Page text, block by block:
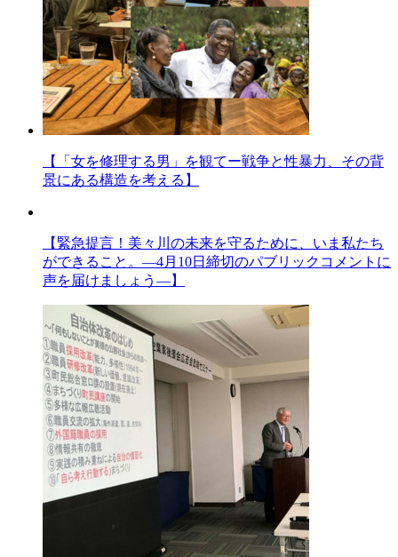
【「女を修理する男」を観てー戦争と性暴力、その背
景にある構造を考える】
【緊急提言！美々川の未来を守るために、いま私たち
ができること。―4月10日締切のパブリックコメントに
声を届けましょう―】